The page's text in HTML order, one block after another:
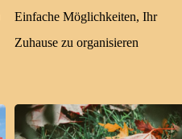
Einfache Möglichkeiten, Ihr
Zuhause zu organisieren